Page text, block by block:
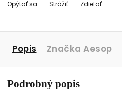
Opýtať sa Strážiť Zdieľať
Popis Značka Aesop
Podrobný popis